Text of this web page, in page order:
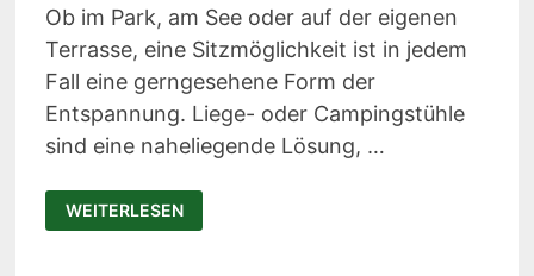
Ob im Park, am See oder auf der eigenen
Terrasse, eine Sitzmöglichkeit ist in jedem
Fall eine gerngesehene Form der
Entspannung. Liege- oder Campingstühle
sind eine naheliegende Lösung, …
TRONO
IM
TEST:
WEITERLESEN